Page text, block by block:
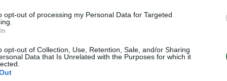
opt-out of processing my Personal Data for Targeted
opt-out of Collection, Use, Retention, Sale, and/or Sharing
Data that Is Unrelated with the Purposes for which it
00:00:59
Didžiausias kontrabandos sulaikymas
Žinios | Kriminalai